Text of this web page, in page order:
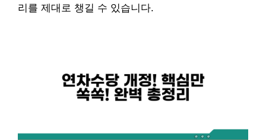
리를 제대로 챙길 수 있습니다.